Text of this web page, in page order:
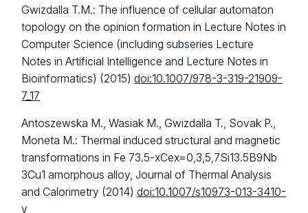
Gwizdalla T.M.: The influence of cellular automaton
topology on the opinion formation in Lecture Notes in
Computer Science (including subseries Lecture
Notes in Artificial Intelligence and Lecture Notes in
Bioinformatics) (2015)doi:10.1007/978-3-319-21909-
7_17
Antoszewska M., Wasiak M., Gwizdalla T., Sovak P.,
Moneta M.: Thermal induced structural and magnetic
transformations in Fe 73.5-xCex=0,3,5,7Si13.5B9Nb
3Cu1 amorphous alloy, Journal of Thermal Analysis
and Calorimetry (2014)doi:10.1007/s10973-013-3410-
y